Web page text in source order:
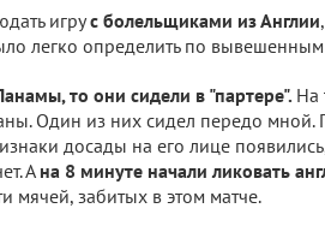
игрус болельщиками из Англии
легко определить по
то они сидели в "партере". На
Один из них сидел передо мной.
досады на его лице
Ана 8 минуте начали ликовать
мячей, забитых в этом матче.